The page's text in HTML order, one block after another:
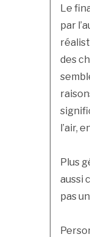
Le
par
des
l’air,
Plus
aussi
pas